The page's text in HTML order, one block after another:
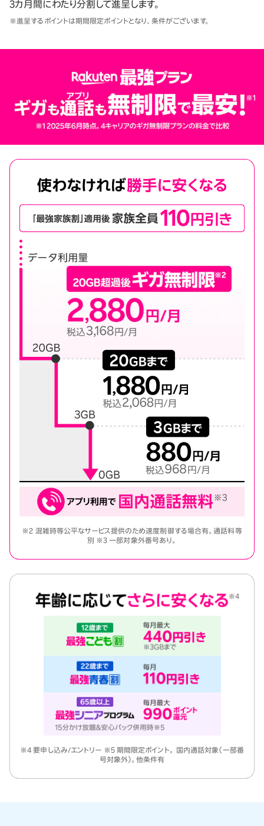
3カ月間にわたり分割して進呈します。
※進呈するポイントは期間限定ポイントとなり、条件がございます。
※2 混雑時等公平なサービス提供のため速度制御する場合有。通話料等
別 ※3 一部対象外番号あり。
※4 要申し込み/エントリー ※5 期間限定ポイント。 国内通話対象（一部番
号対象外）。他条件有